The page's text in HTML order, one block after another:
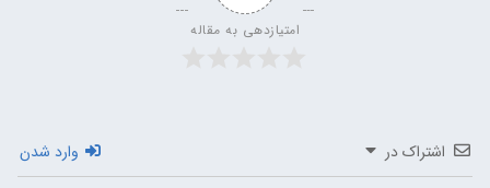
امتیازدهی به مقاله
اشتراک در وارد شدن